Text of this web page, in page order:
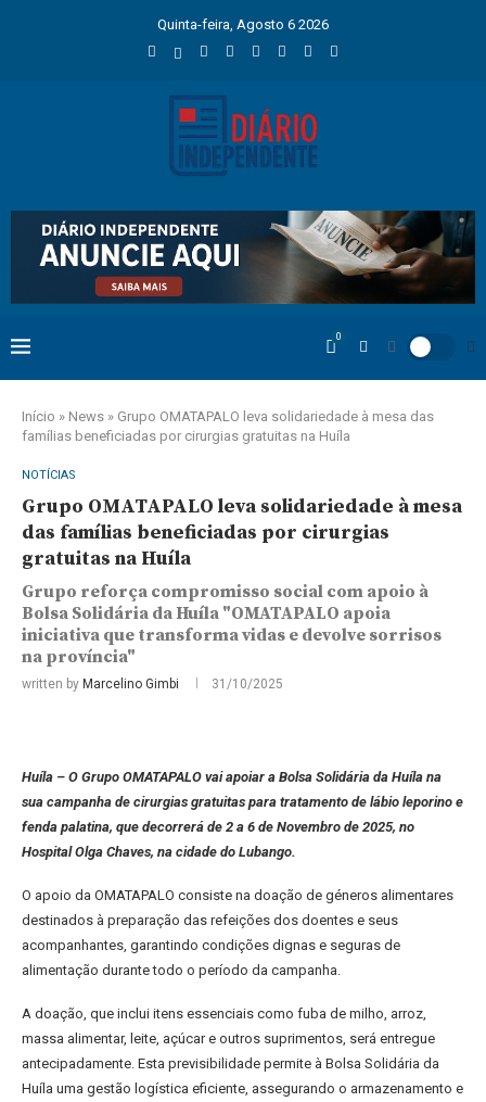
Quinta-feira, Agosto 6 2026
0
Início » News » Grupo OMATAPALO leva solidariedade à mesa das
famílias beneficiadas por cirurgias gratuitas na Huíla
NOTÍCIAS
Grupo OMATAPALO leva solidariedade à mesa
das famílias beneficiadas por cirurgias
gratuitas na Huíla
Grupo reforça compromisso social com apoio à
Bolsa Solidária da Huíla "OMATAPALO apoia
iniciativa que transforma vidas e devolve sorrisos
na província"
written by Marcelino Gimbi 31/10/2025
Huíla – O Grupo OMATAPALO vai apoiar a Bolsa Solidária da Huíla na
sua campanha de cirurgias gratuitas para tratamento de lábio leporino e
fenda palatina, que decorrerá de 2 a 6 de Novembro de 2025, no
Hospital Olga Chaves, na cidade do Lubango.
O apoio da OMATAPALO consiste na doação de géneros alimentares
destinados à preparação das refeições dos doentes e seus
acompanhantes, garantindo condições dignas e seguras de
alimentação durante todo o período da campanha.
A doação, que inclui itens essenciais como fuba de milho, arroz,
massa alimentar, leite, açúcar e outros suprimentos, será entregue
antecipadamente. Esta previsibilidade permite à Bolsa Solidária da
Huíla uma gestão logística eficiente, assegurando o armazenamento e